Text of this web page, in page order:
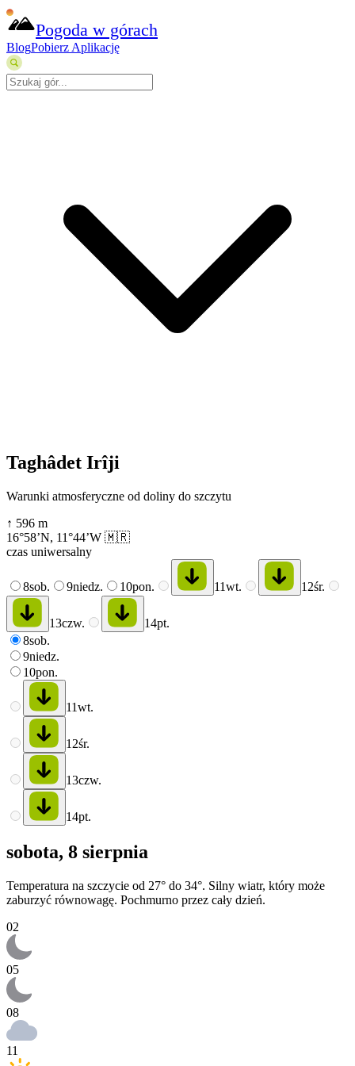
Pogoda w górach
BlogPobierz Aplikację
Taghâdet Irîji
Warunki atmosferyczne od doliny do szczytu
↑ 596 m
16°58’N, 11°44’W 🇲🇷
czas uniwersalny
8sob. 9niedz. 10pon. 11wt. 12śr.
13czw. 14pt.
8sob.
9niedz.
10pon.
11wt.
12śr.
13czw.
14pt.
sobota, 8 sierpnia
Temperatura na szczycie od 27° do 34°. Silny wiatr, który może
zaburzyć równowagę. Pochmurno przez cały dzień.
02
05
08
11